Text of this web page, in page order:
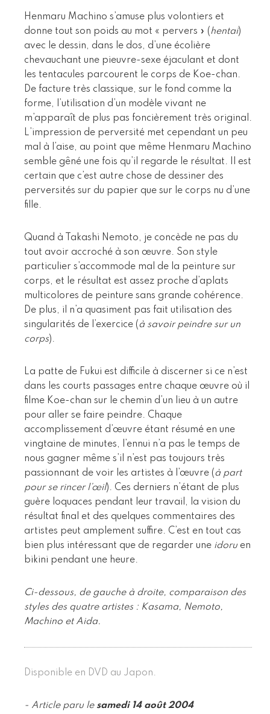
Henmaru Machino s’amuse plus volontiers et
donne tout son poids au mot « pervers » (hentai)
avec le dessin, dans le dos, d’une écolière
chevauchant une pieuvre-sexe éjaculant et dont
les tentacules parcourent le corps de Koe-chan.
De facture très classique, sur le fond comme la
forme, l’utilisation d’un modèle vivant ne
m’apparaît de plus pas foncièrement très original.
L’impression de perversité met cependant un peu
mal à l’aise, au point que même Henmaru Machino
semble gêné une fois qu’il regarde le résultat. Il est
certain que c’est autre chose de dessiner des
perversités sur du papier que sur le corps nu d’une
fille.
Quand à Takashi Nemoto, je concède ne pas du
tout avoir accroché à son œuvre. Son style
particulier s’accommode mal de la peinture sur
corps, et le résultat est assez proche d’aplats
multicolores de peinture sans grande cohérence.
De plus, il n’a quasiment pas fait utilisation des
singularités de l’exercice (à savoir peindre sur un
corps).
La patte de Fukui est difficile à discerner si ce n’est
dans les courts passages entre chaque œuvre où il
filme Koe-chan sur le chemin d’un lieu à un autre
pour aller se faire peindre. Chaque
accomplissement d’œuvre étant résumé en une
vingtaine de minutes, l’ennui n’a pas le temps de
nous gagner même s’il n’est pas toujours très
passionnant de voir les artistes à l’œuvre (à part
pour se rincer l’œil). Ces derniers n’étant de plus
guère loquaces pendant leur travail, la vision du
résultat final et des quelques commentaires des
artistes peut amplement suffire. C’est en tout cas
bien plus intéressant que de regarder une idoru en
bikini pendant une heure.
Ci-dessous, de gauche à droite, comparaison des
styles des quatre artistes : Kasama, Nemoto,
Machino et Aida.
Disponible en DVD au Japon.
- Article paru le samedi 14 août 2004